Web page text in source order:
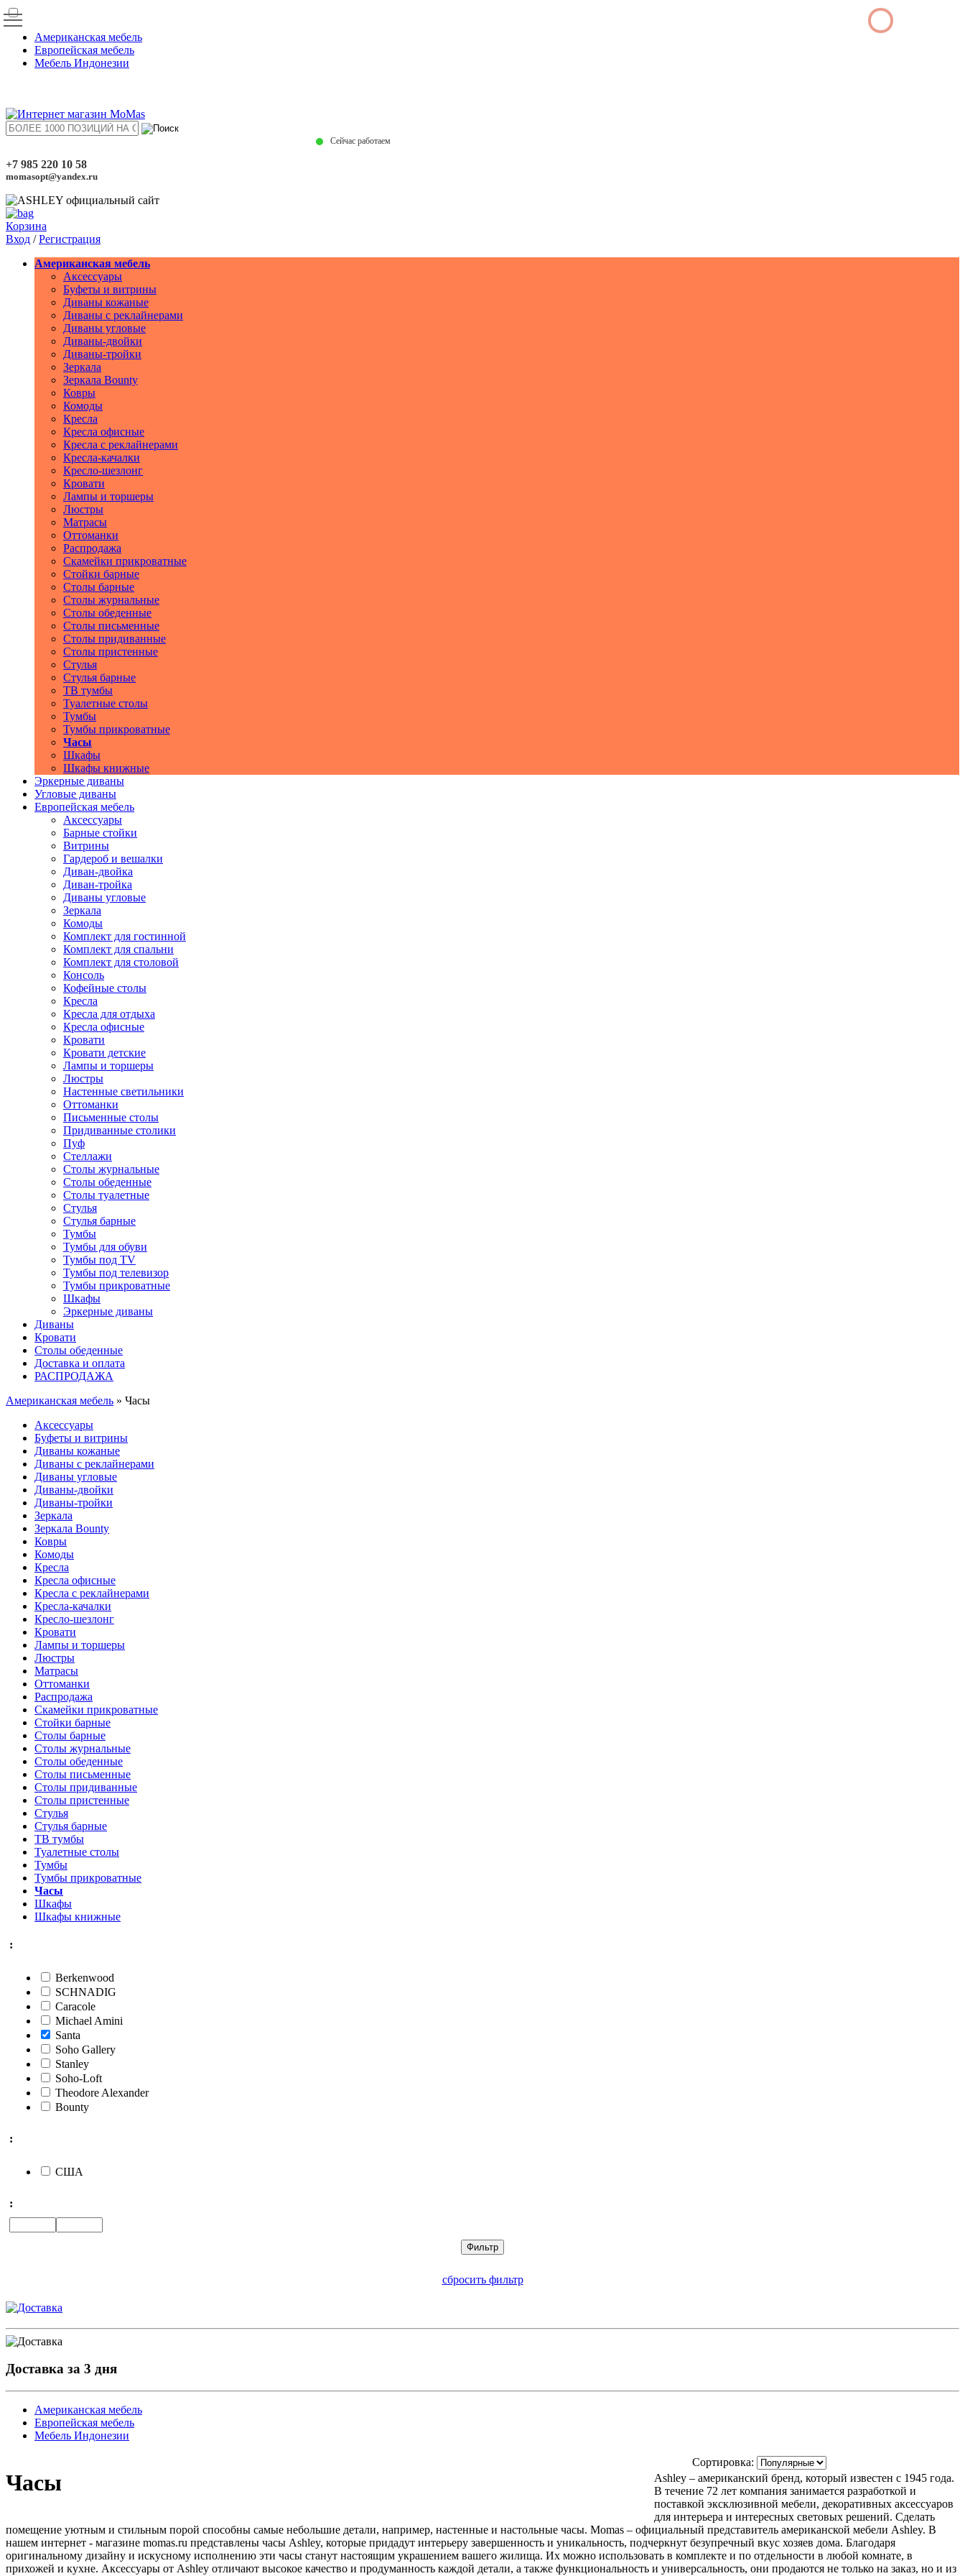
Американская мебель
Европейская мебель
Мебель Индонезии
Сейчас работаем
+7 985 220 10 58
momasopt@yandex.ru
Корзина
Вход /Регистрация
Американская мебель
Аксессуары
Буфеты и витрины
Диваны кожаные
Диваны с реклайнерами
Диваны угловые
Диваны-двойки
Диваны-тройки
Зеркала
Зеркала Bounty
Ковры
Комоды
Кресла
Кресла офисные
Кресла с реклайнерами
Кресла-качалки
Кресло-шезлонг
Кровати
Лампы и торшеры
Люстры
Матрасы
Оттоманки
Распродажа
Скамейки прикроватные
Стойки барные
Столы барные
Столы журнальные
Столы обеденные
Столы письменные
Столы придиванные
Столы пристенные
Стулья
Стулья барные
ТВ тумбы
Туалетные столы
Тумбы
Тумбы прикроватные
Часы
Шкафы
Шкафы книжные
Эркерные диваны
Угловые диваны
Европейская мебель
Аксессуары
Барные стойки
Витрины
Гардероб и вешалки
Диван-двойка
Диван-тройка
Диваны угловые
Зеркала
Комоды
Комплект для гостинной
Комплект для спальни
Комплект для столовой
Консоль
Кофейные столы
Кресла
Кресла для отдыха
Кресла офисные
Кровати
Кровати детские
Лампы и торшеры
Люстры
Настенные светильники
Оттоманки
Письменные столы
Придиванные столики
Пуф
Стеллажи
Столы журнальные
Столы обеденные
Столы туалетные
Стулья
Стулья барные
Тумбы
Тумбы для обуви
Тумбы под TV
Тумбы под телевизор
Тумбы прикроватные
Шкафы
Эркерные диваны
Диваны
Кровати
Столы обеденные
Доставка и оплата
РАСПРОДАЖА
Американская мебель » Часы
Аксессуары
Буфеты и витрины
Диваны кожаные
Диваны с реклайнерами
Диваны угловые
Диваны-двойки
Диваны-тройки
Зеркала
Зеркала Bounty
Ковры
Комоды
Кресла
Кресла офисные
Кресла с реклайнерами
Кресла-качалки
Кресло-шезлонг
Кровати
Лампы и торшеры
Люстры
Матрасы
Оттоманки
Распродажа
Скамейки прикроватные
Стойки барные
Столы барные
Столы журнальные
Столы обеденные
Столы письменные
Столы придиванные
Столы пристенные
Стулья
Стулья барные
ТВ тумбы
Туалетные столы
Тумбы
Тумбы прикроватные
Часы
Шкафы
Шкафы книжные
:
Berkenwood
SCHNADIG
Caracole
Michael Amini
Santa
Soho Gallery
Stanley
Soho-Loft
Theodore Alexander
Bounty
:
США
:
сбросить фильтр
Доставка за 3 дня
Американская мебель
Европейская мебель
Мебель Индонезии
Часы
Сортировка:
Ashley – американский бренд, который известен с 1945 года.
В течение 72 лет компания занимается разработкой и
поставкой эксклюзивной мебели, декоративных аксессуаров
для интерьера и интересных световых решений. Сделать
помещение уютным и стильным порой способны самые небольшие детали, например, настенные и настольные часы. Momas – официальный представитель американской мебели Ashley. В
нашем интернет - магазине momas.ru представлены часы Ashley, которые придадут интерьеру завершенность и уникальность, подчеркнут безупречный вкус хозяев дома. Благодаря
оригинальному дизайну и искусному исполнению эти часы станут настоящим украшением вашего жилища. Их можно использовать в комплекте и по отдельности в любой комнате, в
прихожей и кухне. Аксессуары от Ashley отличают высокое качество и продуманность каждой детали, а также функциональность и универсальность, они продаются не только на заказ, но и из